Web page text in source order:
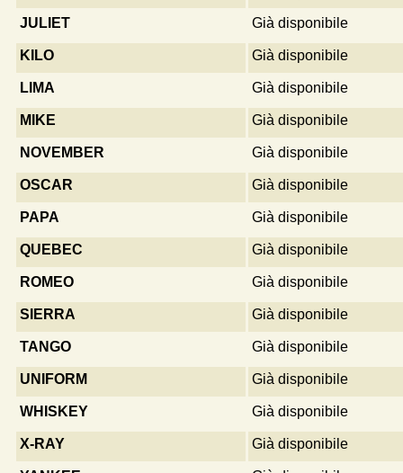
JULIET Già disponibile
KILO Già disponibile
LIMA Già disponibile
MIKE Già disponibile
NOVEMBER Già disponibile
OSCAR Già disponibile
PAPA Già disponibile
QUEBEC Già disponibile
ROMEO Già disponibile
SIERRA Già disponibile
TANGO Già disponibile
UNIFORM Già disponibile
WHISKEY Già disponibile
X-RAY Già disponibile